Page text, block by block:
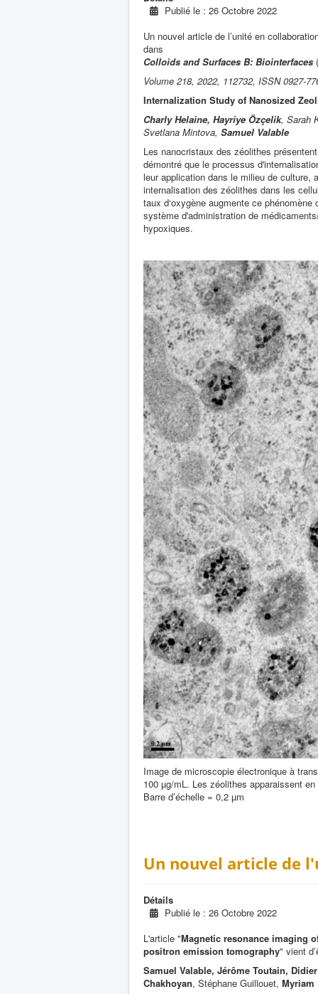
Publié le : 26 Octobre 2022
Un nouvel article de l’unité en
dans
Colloids and Surfaces B: Biointerfaces
Volume 218, 2022, 112732, ISSN 0927-
Internalization Study of Nanosized
Charly Helaine, Hayriye Özçelik, Sarah
Svetlana Mintova, Samuel Valable
Les nanocristaux des zéolithes
démontré que le processus
leur application dans le milieu de culture,
internalisation des zéolithes dans les
taux d‘oxygène augmente ce
système d'administration de
hypoxiques.
Image de microscopie électronique à
100 µg/mL. Les zéolithes apparaissent
Barre d’échelle = 0,2 µm
Un nouvel article de
Détails
Publié le : 26 Octobre 2022
L'article "Magnetic resonance imaging
positron emission tomography" vient
Samuel Valable, Jérôme Toutain,
Chakhoyan, Stéphane Guillouet, Myriam